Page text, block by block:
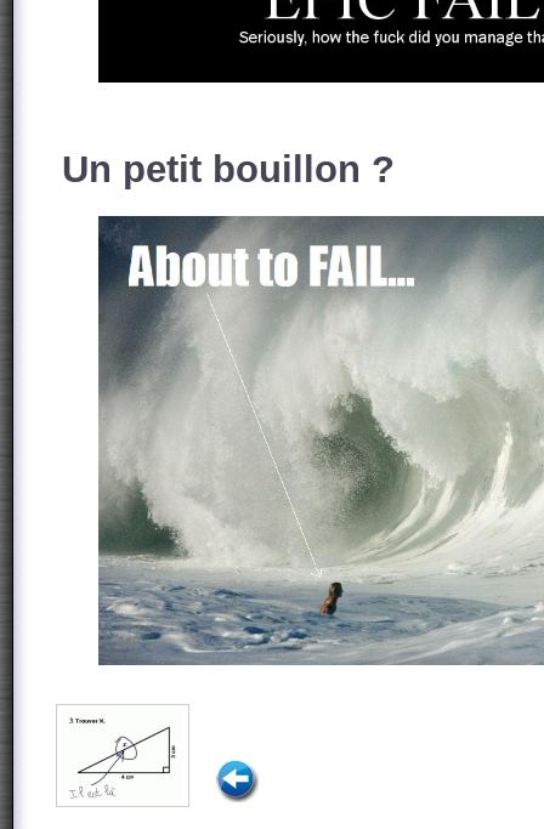
Un petit bouillon ?